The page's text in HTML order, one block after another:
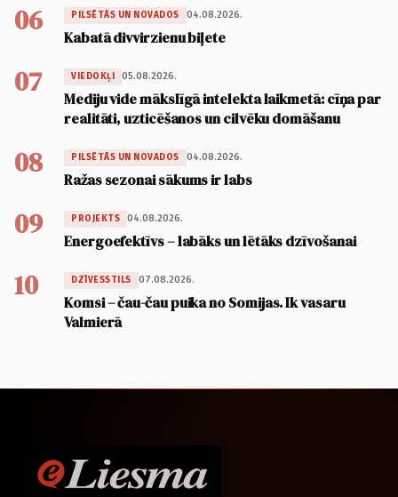
06 PILSĒTĀS UN NOVADOS 04.08.2026.
Kabatā divvirzienu biļete
07 VIEDOKĻI 05.08.2026.
Mediju vide mākslīgā intelekta laikmetā: cīņa par
realitāti, uzticēšanos un cilvēku domāšanu
08 PILSĒTĀS UN NOVADOS 04.08.2026.
Ražas sezonai sākums ir labs
09 PROJEKTS 04.08.2026.
Energoefektīvs – labāks un lētāks dzīvošanai
10 DZĪVESSTILS 07.08.2026.
Komsi – čau-čau puika no Somijas. Ik vasaru
Valmierā